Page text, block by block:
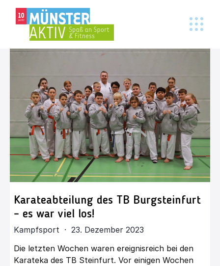
Karateabteilung des TB Burgsteinfurt
– es war viel los!
Kampfsport · 23. Dezember 2023
Die letzten Wochen waren ereignisreich bei den
Karateka des TB Steinfurt. Vor einigen Wochen